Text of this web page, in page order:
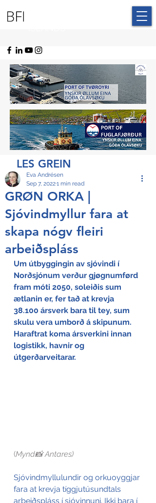
LES GREIN
GRØN ORKA |
Sjóvindmyllur fara at
skapa nógv fleiri
arbeiðspláss
Eva Andrésen
Sep 7, 20221 min read
Um útbyggingin av sjóvindi í
Norðsjónum verður gjøgnumførd
fram móti 2050, soleiðis sum
ætlanin er, fer tað at krevja
38.100 ársverk bara til tey, sum
skulu vera umborð á skipunum.
Haraftrat koma ársverkini innan
logistikk, havnir og
útgerðarveitarar.
(Mynd📸 Antares)
Sjóvindmyllulundir og orkuoyggjar
fara at krevja tíggjutúsundtals
arbeiðspláss í sjóvinnuni. Ikki bara í